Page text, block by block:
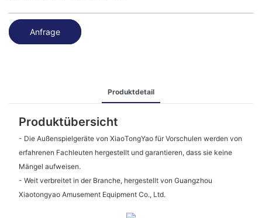
Anfrage
Produktdetail
Produktübersicht
- Die Außenspielgeräte von XiaoTongYao für Vorschulen werden von
erfahrenen Fachleuten hergestellt und garantieren, dass sie keine
Mängel aufweisen.
- Weit verbreitet in der Branche, hergestellt von Guangzhou
Xiaotongyao Amusement Equipment Co., Ltd.